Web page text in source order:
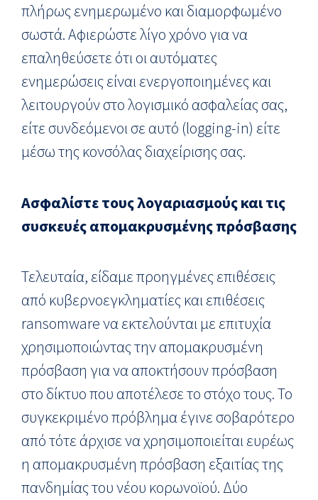
πλήρως ενημερωμένο και διαμορφωμένο
σωστά. Αφιερώστε λίγο χρόνο για να
επαληθεύσετε ότι οι αυτόματες
ενημερώσεις είναι ενεργοποιημένες και
λειτουργούν στο λογισμικό ασφαλείας σας,
είτε συνδεόμενοι σε αυτό (logging-in) είτε
μέσω της κονσόλας διαχείρισης σας.
Ασφαλίστε τους λογαριασμούς και τις
συσκευές απομακρυσμένης πρόσβασης
Τελευταία, είδαμε προηγμένες επιθέσεις
από κυβερνοεγκληματίες και επιθέσεις
ransomware να εκτελούνται με επιτυχία
χρησιμοποιώντας την απομακρυσμένη
πρόσβαση για να αποκτήσουν πρόσβαση
στο δίκτυο που αποτέλεσε το στόχο τους. Το
συγκεκριμένο πρόβλημα έγινε σοβαρότερο
από τότε άρχισε να χρησιμοποιείται ευρέως
η απομακρυσμένη πρόσβαση εξαιτίας της
πανδημίας του νέου κορωνοϊού. Δύο